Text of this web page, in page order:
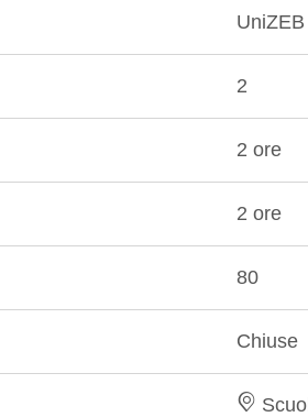
UniZEB
2
2 ore
2 ore
80
Chiuse